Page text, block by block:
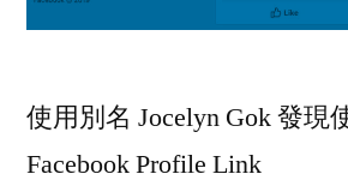
使用別名 Jocelyn Gok 發現
Facebook Profile Link